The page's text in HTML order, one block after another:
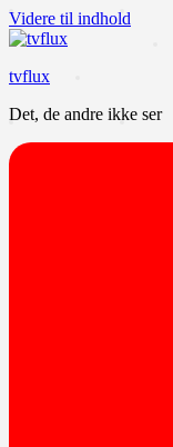
Videre til indhold
tvflux
Det, de andre ikke ser